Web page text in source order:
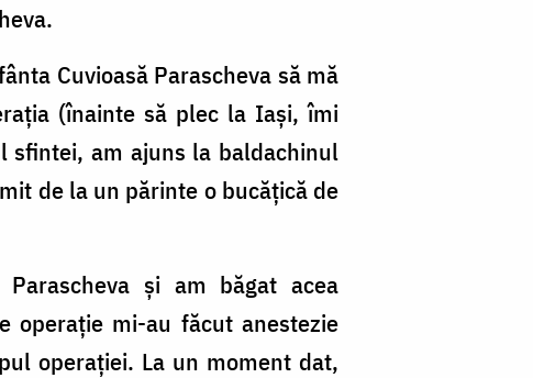
Cuvioasă Parascheva să mă
(înainte să plec la Iași, îmi
sfintei, am ajuns la baldachinul
de la un părinte o bucățică de
și am băgat acea
mi-au făcut anestezie
operației. La un moment dat,